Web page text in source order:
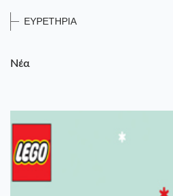
ΕΥΡΕΤΗΡΙΑ
Νέα